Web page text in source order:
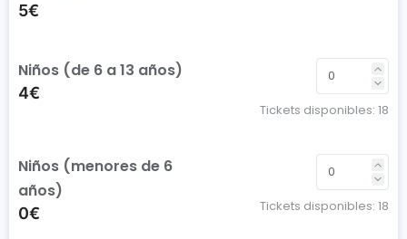
5€
Niños (de 6 a 13 años)
4€
Tickets disponibles: 18
Niños (menores de 6
años)
0€ Tickets disponibles: 18